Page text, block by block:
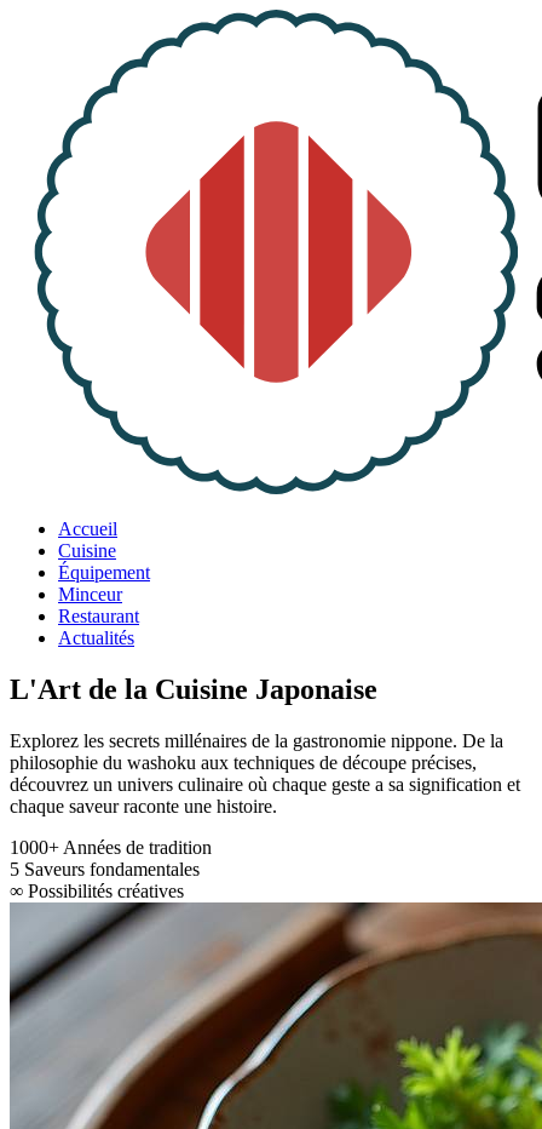
Accueil
Cuisine
Équipement
Minceur
Restaurant
Actualités
L'Art de la Cuisine Japonaise
Explorez les secrets millénaires de la gastronomie nippone. De la
philosophie du washoku aux techniques de découpe précises,
découvrez un univers culinaire où chaque geste a sa signification et
chaque saveur raconte une histoire.
1000+ Années de tradition
5 Saveurs fondamentales
∞ Possibilités créatives